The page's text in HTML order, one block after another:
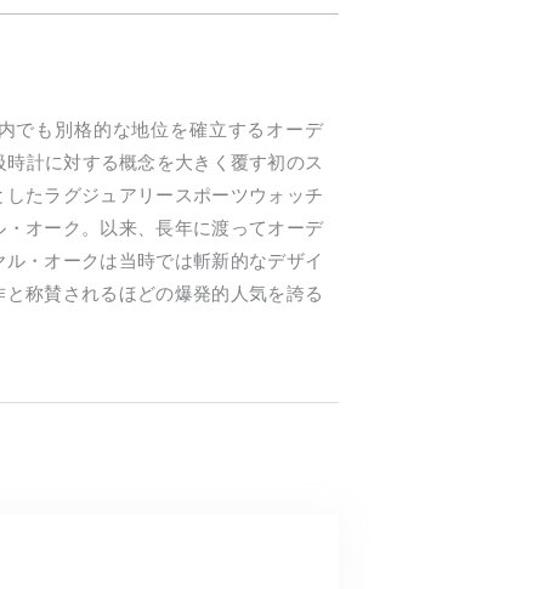
でも別格的な地位を確立するオーデ
計に対する概念を大きく覆す初のス
たラグジュアリースポーツウォッチ
オーク。以来、長年に渡ってオーデ
・オークは当時では斬新的なデザイ
称賛されるほどの爆発的人気を誇る